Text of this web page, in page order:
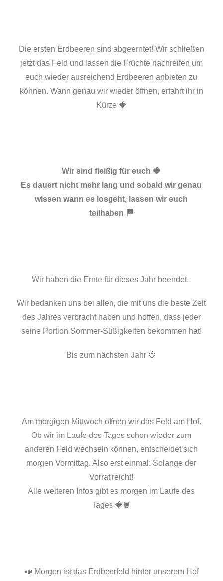
Die ersten Erdbeeren sind abgeerntet! Wir schließen
jetzt das Feld und lassen die Früchte nachreifen um
euch wieder ausreichend Erdbeeren anbieten zu
können. Wann genau wir wieder öffnen, erfahrt ihr in
Kürze 🍓
Wir sind fleißig für euch 🍓
Es dauert nicht mehr lang und sobald wir genau
wissen wann es losgeht, lassen wir euch
teilhaben 🏁
Wir haben die Ernte für dieses Jahr beendet.
Wir bedanken uns bei allen, die mit uns die beste Zeit
des Jahres verbracht haben und hoffen, dass jeder
seine Portion Sommer-Süßigkeiten bekommen hat!
Bis zum nächsten Jahr 🍓
Am morgigen Mittwoch öffnen wir das Feld am Hof.
Ob wir im Laufe des Tages schon wieder zum
anderen Feld wechseln können, entscheidet sich
morgen Vormittag. Also erst einmal: Solange der
Vorrat reicht!
Alle weiteren Infos gibt es morgen im Laufe des
Tages 🍓🪣
📣 Morgen ist das Erdbeerfeld hinter unserem Hof